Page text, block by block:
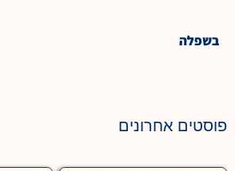
בשפלה
פוסטים אחרונים